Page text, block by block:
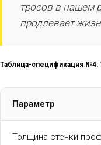
тросов в нашем
продлевает
Таблица-спецификация №4:
Параметр
Толщина стенки